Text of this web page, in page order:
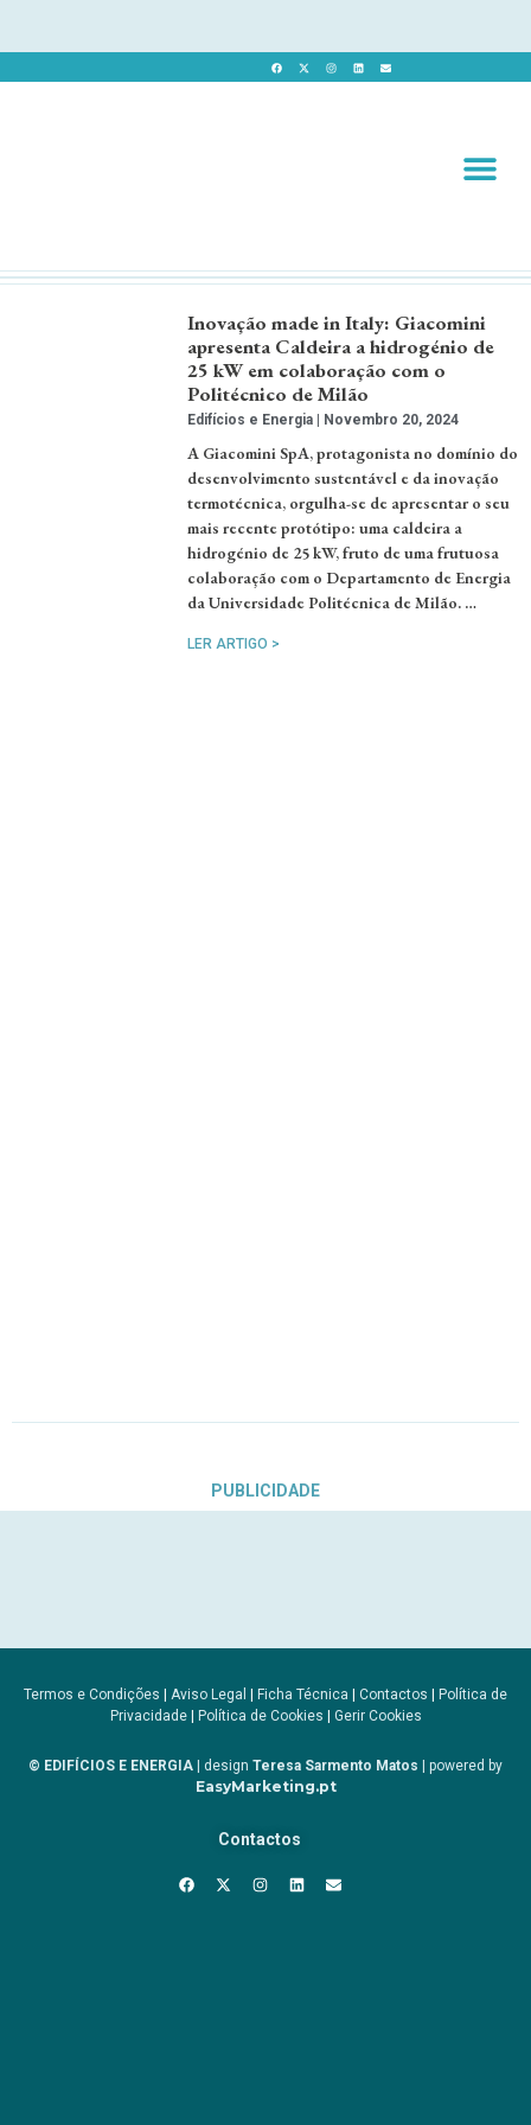
Inovação made in Italy: Giacomini
apresenta Caldeira a hidrogénio de
25 kW em colaboração com o
Politécnico de Milão
Edifícios e Energia Novembro 20, 2024
A Giacomini SpA, protagonista no domínio do
desenvolvimento sustentável e da inovação
termotécnica, orgulha-se de apresentar o seu
mais recente protótipo: uma caldeira a
hidrogénio de 25 kW, fruto de uma frutuosa
colaboração com o Departamento de Energia
da Universidade Politécnica de Milão. …
LER ARTIGO >
PUBLICIDADE
Termos e Condições | Aviso Legal | Ficha Técnica | Contactos | Política de
Privacidade| Política de Cookies | Gerir Cookies
© EDIFÍCIOS E ENERGIA | design Teresa Sarmento Matos | powered by
EasyMarketing.pt
Contactos